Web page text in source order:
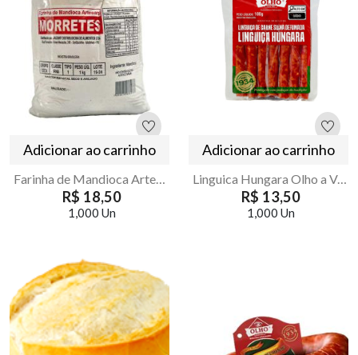
Adicionar ao carrinho
Farinha de Mandioca Artesanal de Morretes Fina 1kg
R$ 18,50
1,000 Un
Adicionar ao carrinho
Linguica Hungara Olho a Vacuo 100g
R$ 13,50
1,000 Un